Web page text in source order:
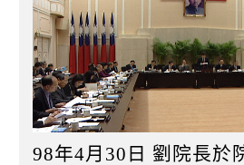
98年4月30日 劉院長於